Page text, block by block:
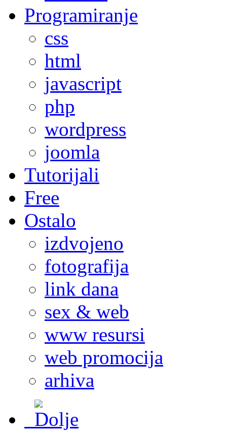
Programiranje
css
html
javascript
php
wordpress
joomla
Tutorijali
Free
Ostalo
izdvojeno
fotografija
link dana
sex & web
www resursi
web promocija
arhiva